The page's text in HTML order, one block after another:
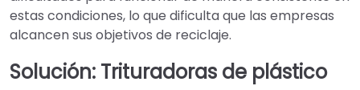
estas condiciones, lo que dificulta que las empresas
alcancen sus objetivos de reciclaje.
Solución: Trituradoras de plástico